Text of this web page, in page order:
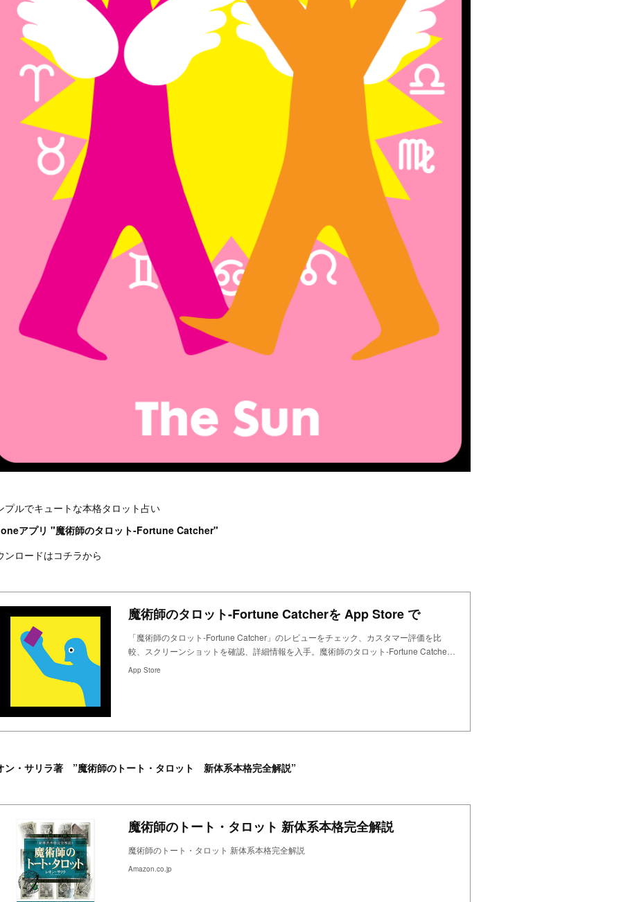
プルでキュートな本格タロット占い
アプリ "魔術師のタロット-Fortune Catcher"
ンロードはコチラから
魔術師のタロット-Fortune Catcherを App Store で
「魔術師のタロット-Fortune Catcher」のレビューをチェック、カスタマー評価を比
較、スクリーンショットを確認、詳細情報を入手。魔術師のタロット-Fortune Catche…
App Store
ン・サリラ著 ”魔術師のトート・タロット 新体系本格完全解説”
魔術師のトート・タロット 新体系本格完全解説
魔術師のトート・タロット 新体系本格完全解説
Amazon.co.jp